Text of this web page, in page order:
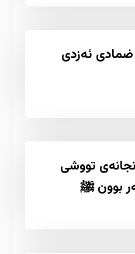
ئەزدی
تووشی
بوون ﷺ